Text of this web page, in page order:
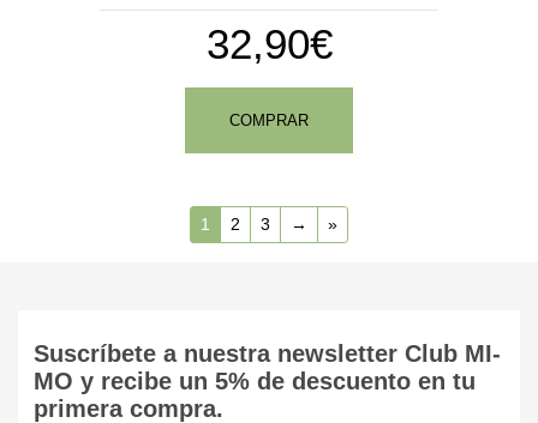
32,90€
COMPRAR
1 2 3 → »
Suscríbete a nuestra newsletter Club MI-
MO y recibe un 5% de descuento en tu
primera compra.